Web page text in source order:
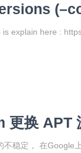
explain here :
更换 APT
不稳定， 在Google